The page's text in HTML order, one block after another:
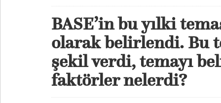
BASE’in bu yılki
olarak belirlendi. Bu
şekil verdi, temayı
faktörler nelerdi?